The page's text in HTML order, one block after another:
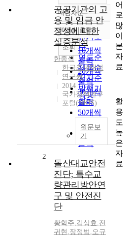
정확도
순
인기도
순
연도순
제목순
저자순
발행기
관순
내림차순
내림차순
10개씩 출력
10개씩
출력
20개씩
출력
30개씩
출력
50개씩
출력
100개씩
출력
조회
공공기관의 고
용 및 임금 안
정성에 대한
실증분석
한종석
한국조세재정
연구원
2014
국가정책연구
포털(NKIS)
원문보
기
2
돌산대교안전
진단; 특수교
량관리방안연
구 및 안전진
단
황학주,김상효 ,전
귀현 ,장정범 ,오규
어
로
많
이
본
자
료
활
용
도
높
은
자
료